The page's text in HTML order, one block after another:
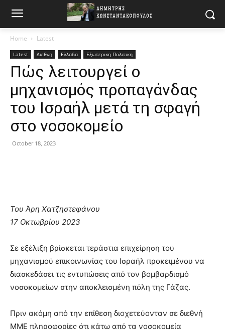
Home Latest
Latest Διεθνη Ελλαδα Εξωτερικη Πολιτικη
Πώς λειτουργεί ο
μηχανισμός προπαγάνδας
του Ισραήλ μετά τη σφαγή
στο νοσοκομείο
October 18, 2023
Του Άρη Χατζηστεφάνου
17 Οκτωβρίου 2023
Σε εξέλιξη βρίσκεται τεράστια επιχείρηση του
μηχανισμού επικοινωνίας του Ισραήλ προκειμένου να
διασκεδάσει τις εντυπώσεις από τον βομβαρδισμό
νοσοκομείων στην αποκλεισμένη πόλη της Γάζας.
Πριν ακόμη από την επίθεση διοχετεύονταν σε διεθνή
ΜΜΕ πληροφορίες ότι κάτω από τα νοσοκομεία